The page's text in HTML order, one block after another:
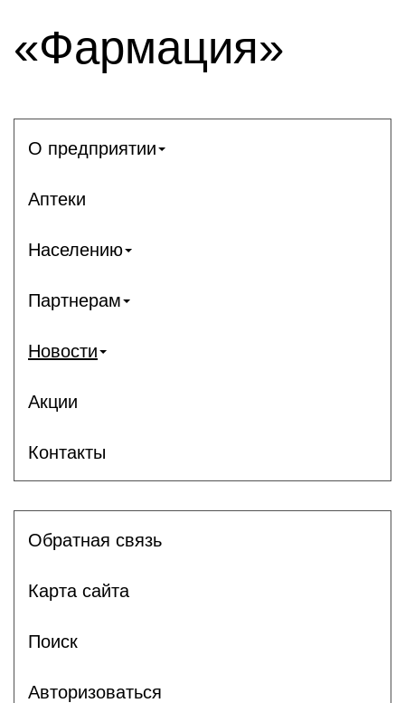
«Фармация»
О предприятии
Аптеки
Населению
Партнерам
Новости
Акции
Контакты
Обратная связь
Карта сайта
Поиск
Авторизоваться